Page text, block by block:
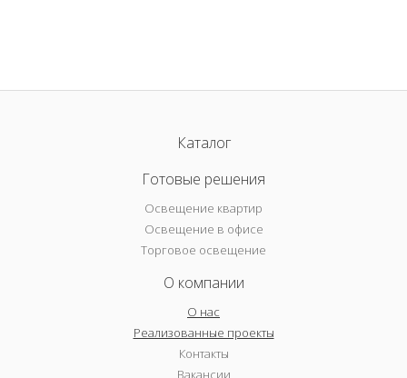
Каталог
Готовые решения
Освещение квартир
Освещение в офисе
Торговое освещение
О компании
О нас
Реализованные проекты
Контакты
Вакансии